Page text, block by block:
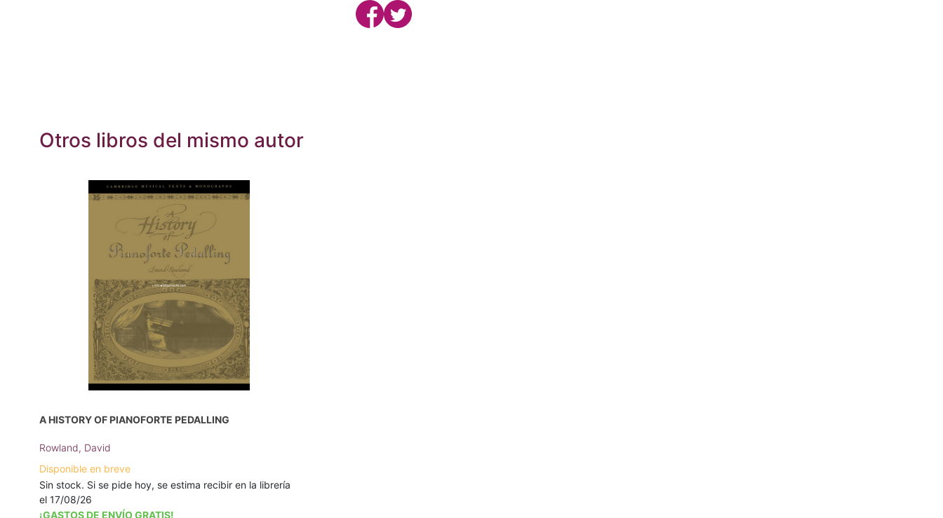
Otros libros del mismo autor
A HISTORY OF PIANOFORTE PEDALLING
Rowland, David
Disponible en breve
Sin stock. Si se pide hoy, se estima recibir en la librería
el 17/08/26
¡GASTOS DE ENVÍO GRATIS!